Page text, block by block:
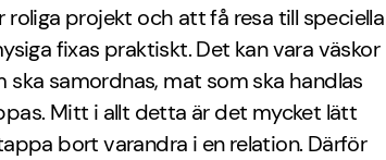
roliga projekt och att få resa till speciella
fixas praktiskt. Det kan vara väskor
ska samordnas, mat som ska handlas
Mitt i allt detta är det mycket lätt
bort varandra i en relation. Därför